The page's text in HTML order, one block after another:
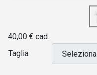
40,00 € cad.
Taglia